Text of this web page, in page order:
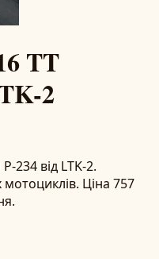
TT
2
234 від LTK-2.
мотоциклів. Ціна 757